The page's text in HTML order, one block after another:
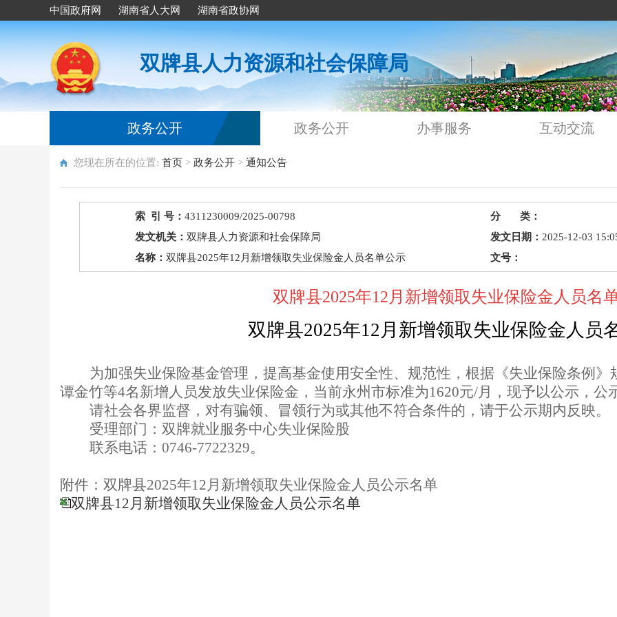
中国政府网 湖南省人大网 湖南省政协网
双牌县人力资源和社会保障局
政务公开 政务公开 办事服务 互动交流
您现在所在的位置: 首页 > 政务公开 > 通知公告
索 引 号：4311230009/2025-00798
分 类：
发文机关：双牌县人力资源和社会保障局 发文日期： 2025-12-03
名称：双牌县2025年12月新增领取失业保险金人员名单公示 文号：
双牌县2025年12月新增领取失业保险金人员名
双牌县2025年12 月新增领取失业保险金人员
为加强失业保险基金管理，提高基金使用安全性、规范性，根据《失业保险条例
谭金竹等4名新增人员发放失业保险金，当前永州市标准为1620元/月，现予以公示，公
请社会各界监督，对有骗领、冒领行为或其他不符合条件的，请于公示期内反映。
受理部门： 双牌就业服务中心失业保险股
联系电话： 0746-7722329。
附件 ：双牌县2025年12月新增领取失业保险金人员公示名单
双牌县12月新增领取失业保险金人员公示名单